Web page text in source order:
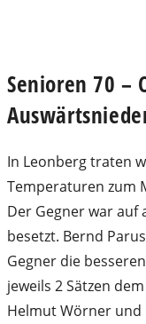
Senioren 70 –
In Leonberg traten
Temperaturen zum
Der Gegner war auf
besetzt. Bernd
Gegner die
jeweils 2 Sätzen
Helmut Wörner und